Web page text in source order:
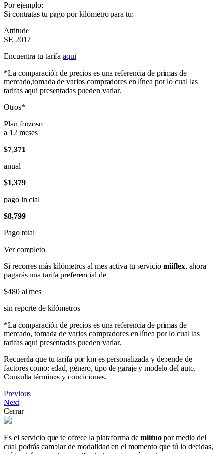
Por ejemplo:
Si contratas tu pago por kilómetro para tu:
Attitude
SE 2017
Encuentra tu tarifa aqui
*La comparación de precios es una referencia de primas de
mercado,tomada de varios compradores en línea por lo cual las
tarifas aqui presentadas pueden variar.
Otros*
Plan forzoso
a 12 meses
$7,371
anual
$1,379
pago inicial
$8,799
Pago total
Ver completo
Si recorres más kilómetros al mes activa tu servicio miiflex, ahora
pagarás una tarifa preferencial de
$480 al mes
sin reporte de kilómetros
*La comparación de precios es una referencia de primas de
mercado, tomada de varios compradores en línea por lo cual las
tarifas aqui presentadas pueden variar.
Recuerda que tu tarifa por km es personalizada y depende de
factores como: edad, género, tipo de garaje y modelo del auto.
Consulta términos y condiciones.
Previous
Next
Cerrar
Es el servicio que te ofrece la plataforma de miituo por medio del
cual podrás cambiar de modalidad en el momento que tú lo decidas,